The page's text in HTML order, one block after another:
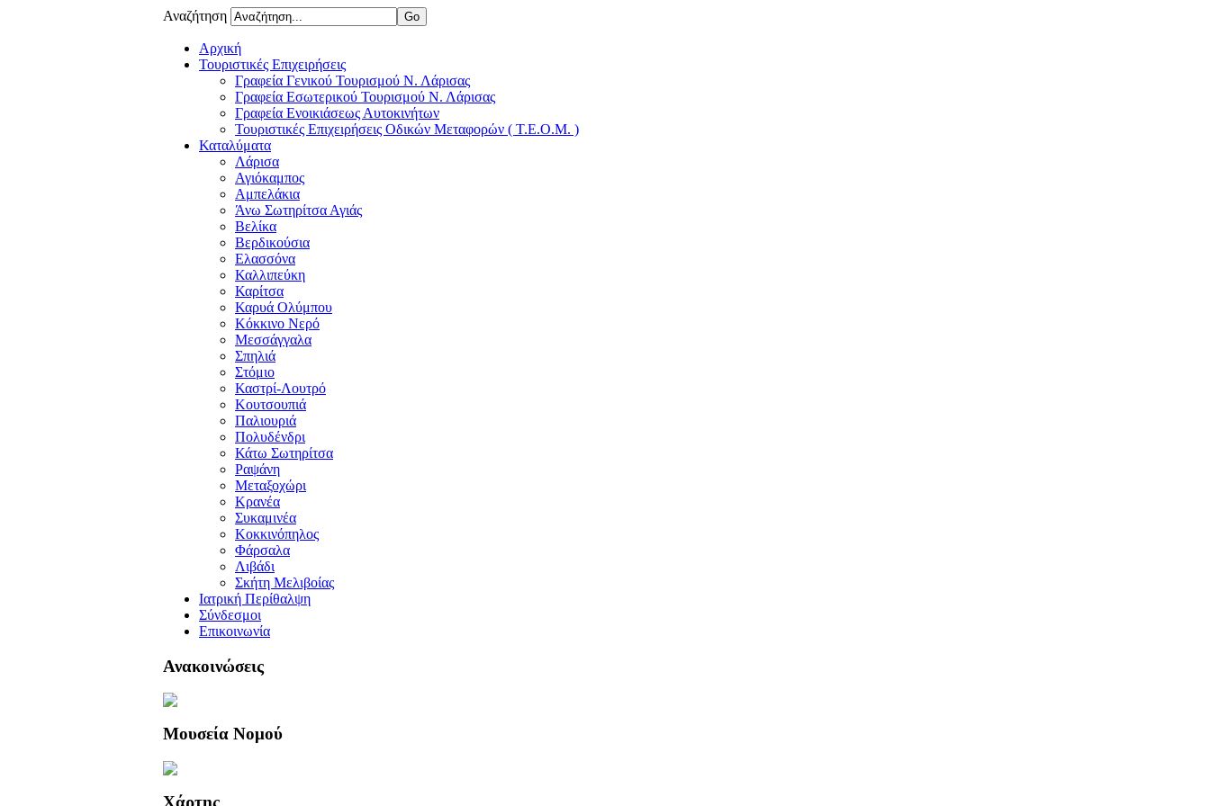
Αναζήτηση
Αρχική
Τουριστικές Επιχειρήσεις
Γραφεία Γενικού Τουρισμού Ν. Λάρισας
Γραφεία Εσωτερικού Τουρισμού Ν. Λάρισας
Γραφεία Ενοικιάσεως Αυτοκινήτων
Τουριστικές Επιχειρήσεις Οδικών Μεταφορών ( Τ.Ε.Ο.Μ. )
Καταλύματα
Λάρισα
Αγιόκαμπος
Αμπελάκια
Άνω Σωτηρίτσα Αγιάς
Βελίκα
Βερδικούσια
Ελασσόνα
Καλλιπεύκη
Καρίτσα
Καρυά Ολύμπου
Κόκκινο Νερό
Μεσσάγγαλα
Σπηλιά
Στόμιο
Καστρί-Λουτρό
Κουτσουπιά
Παλιουριά
Πολυδένδρι
Κάτω Σωτηρίτσα
Ραψάνη
Μεταξοχώρι
Κρανέα
Συκαμινέα
Κοκκινόπηλος
Φάρσαλα
Λιβάδι
Σκήτη Μελιβοίας
Ιατρική Περίθαλψη
Σύνδεσμοι
Επικοινωνία
Ανακοινώσεις
Μουσεία Νομού
Χάρτης